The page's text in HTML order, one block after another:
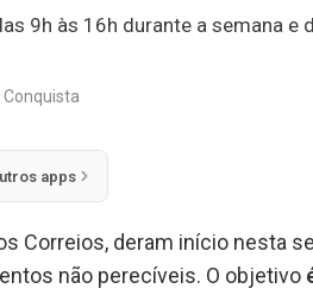
9h às 16h durante a semana e
apps
Correios, deram início nesta
não perecíveis. O objetivo